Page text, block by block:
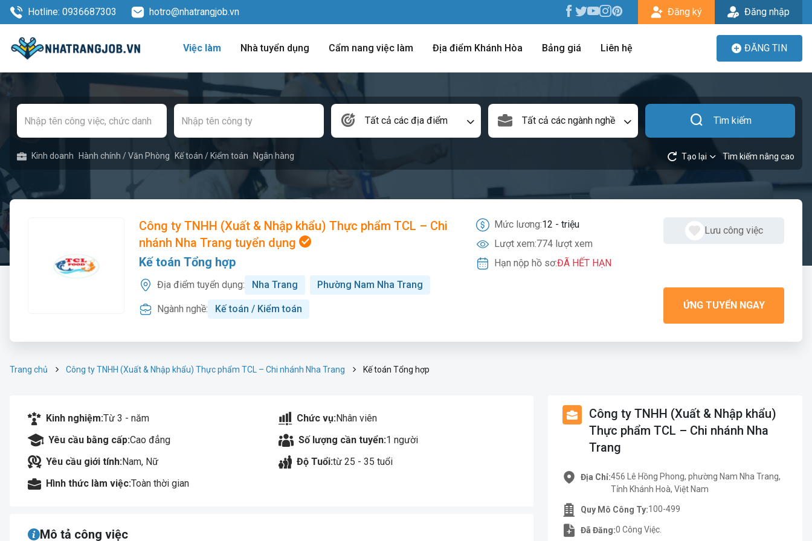
Hotline: 0936687303 hotro@nhatrangjob.vn Đăng ký Đăng nhập
Việc làm Nhà tuyển dụng Cẩm nang việc làm Địa điểm Khánh Hòa Bảng giá Liên hệ ĐĂNG TIN
Tất cả các địa điểm Tất cả các ngành nghề Tìm kiếm
Kinh doanh Hành chính / Văn Phòng Kế toán / Kiểm toán Ngân hàng Tạo lại Tìm kiếm nâng cao
Công ty TNHH (Xuất & Nhập khẩu) Thực phẩm TCL – Chi
nhánh Nha Trang tuyển dụng
Kế toán Tổng hợp
Địa điểm tuyển dụng: Nha Trang Phường Nam Nha Trang
Ngành nghề: Kế toán / Kiểm toán
Mức lương:12 - triệu
Lượt xem:774 lượt xem
Hạn nộp hồ sơ:ĐÃ HẾT HẠN
Lưu công việc
ỨNG TUYỂN NGAY
Trang chủ Công ty TNHH (Xuất & Nhập khẩu) Thực phẩm TCL – Chi nhánh Nha Trang Kế toán Tổng hợp
Kinh nghiệm:Từ 3 - năm Chức vụ:Nhân viên
Yêu cầu bằng cấp:Cao đẳng Số lượng cần tuyển:1 người
Yêu cầu giới tính:Nam, Nữ Độ Tuổi:từ 25 - 35 tuổi
Hình thức làm việc:Toàn thời gian
Mô tả công việc
Công ty TNHH (Xuất & Nhập khẩu)
Thực phẩm TCL – Chi nhánh Nha
Trang
Địa Chỉ:456 Lê Hồng Phong, phường Nam Nha Trang,
Tỉnh Khánh Hoà, Việt Nam
Quy Mô Công Ty:100-499
Đã Đăng:0 Công Việc.